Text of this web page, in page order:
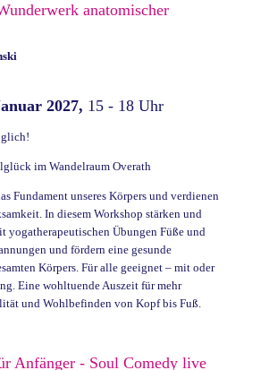
anatomischer
2027, 15 - 18 Uhr
im Wandelraum Overath
Fundament unseres Körpers und verdienen
In diesem Workshop stärken und
yogatherapeutischen Übungen Füße und
und fördern eine gesunde
Körpers. Für alle geeignet – mit oder
Eine wohltuende Auszeit für mehr
und Wohlbefinden von Kopf bis Fuß.
Anfänger - Soul Comedy live